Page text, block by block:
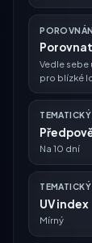
Vedle sebe
pro blízké
Na 10 dní
UV index
Mírný